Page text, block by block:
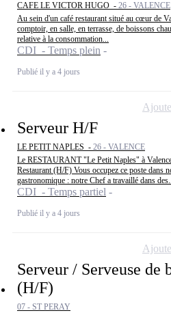
CAFE LE VICTOR HUGO - 26 - VALENCE
Au sein d'un café restaurant situé au cœur de
comptoir, en salle, en terrasse, de boissons
relative à la consommation...
CDI - Temps plein
Publié il y a 4 jours
Serveur H/F
LE PETIT NAPLES - 26 - VALENCE
Le RESTAURANT "Le Petit Naples" à
Restaurant (H/F) Vous occupez ce poste dans
gastronomique : notre Chef a travaillé dans
CDI - Temps partiel
Publié il y a 4 jours
Serveur / Serveuse de
(H/F)
07 - ST PERAY